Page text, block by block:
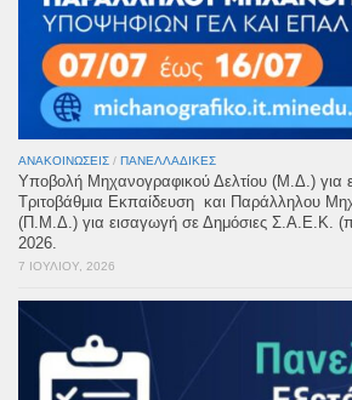
ΑΝΑΚΟΙΝΏΣΕΙΣ / ΠΑΝΕΛΛΑΔΙΚΈΣ
Υποβολή Μηχανογραφικού Δελτίου (Μ.Δ.) για
Τριτοβάθμια Εκπαίδευση και Παράλληλου
(Π.Μ.Δ.) για εισαγωγή σε Δημόσιες Σ.Α.Ε.Κ.
2026.
7 ΙΟΥΛΊΟΥ, 2026